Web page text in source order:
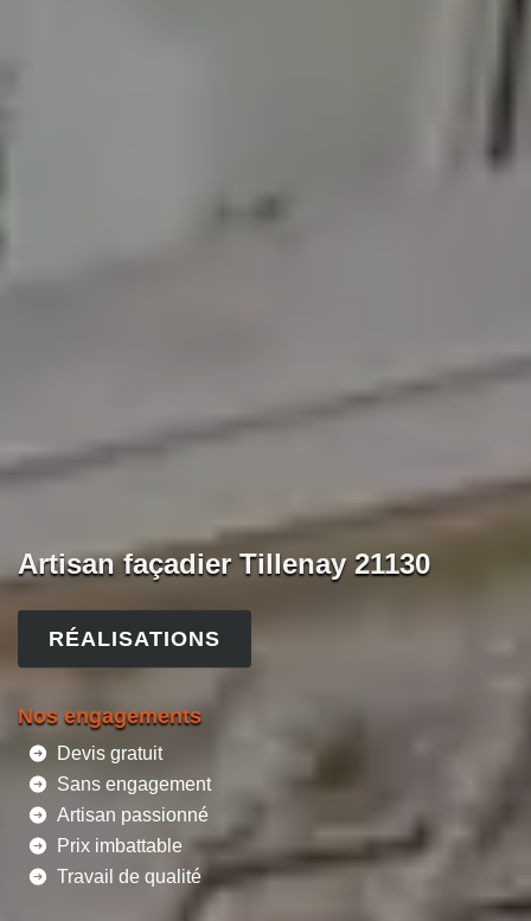
Artisan façadier Tillenay 21130
RÉALISATIONS
Nos engagements
Devis gratuit
Sans engagement
Artisan passionné
Prix imbattable
Travail de qualité